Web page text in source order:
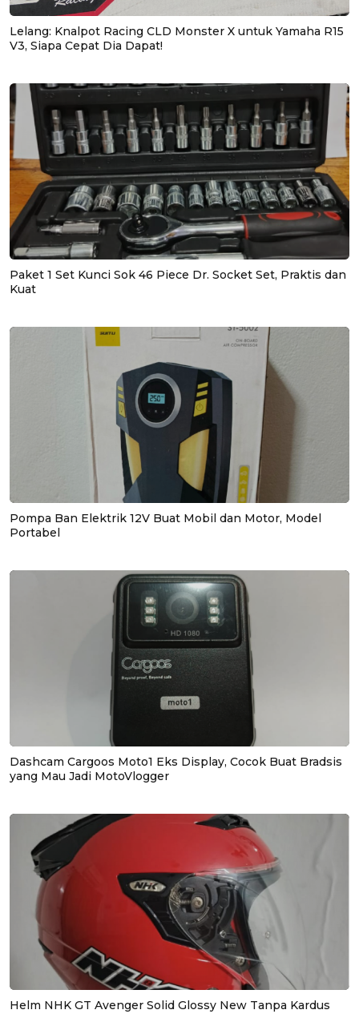
Lelang: Knalpot Racing CLD Monster X untuk Yamaha R15
V3, Siapa Cepat Dia Dapat!
Paket 1 Set Kunci Sok 46 Piece Dr. Socket Set, Praktis dan
Kuat
Pompa Ban Elektrik 12V Buat Mobil dan Motor, Model
Portabel
Dashcam Cargoos Moto1 Eks Display, Cocok Buat Bradsis
yang Mau Jadi MotoVlogger
Helm NHK GT Avenger Solid Glossy New Tanpa Kardus